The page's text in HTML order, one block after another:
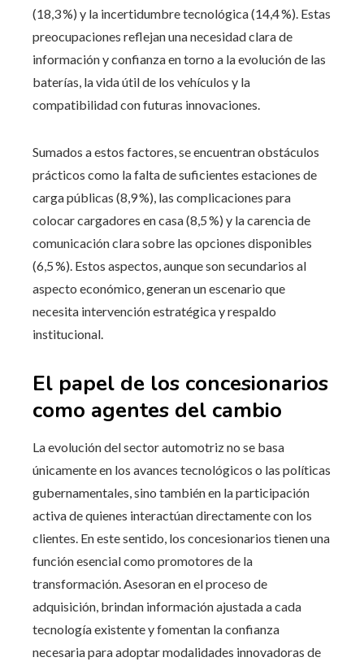
(18,3 %) y la incertidumbre tecnológica (14,4 %). Estas
preocupaciones reflejan una necesidad clara de
información y confianza en torno a la evolución de las
baterías, la vida útil de los vehículos y la
compatibilidad con futuras innovaciones.
Sumados a estos factores, se encuentran obstáculos
prácticos como la falta de suficientes estaciones de
carga públicas (8,9 %), las complicaciones para
colocar cargadores en casa (8,5 %) y la carencia de
comunicación clara sobre las opciones disponibles
(6,5 %). Estos aspectos, aunque son secundarios al
aspecto económico, generan un escenario que
necesita intervención estratégica y respaldo
institucional.
El papel de los concesionarios
como agentes del cambio
La evolución del sector automotriz no se basa
únicamente en los avances tecnológicos o las políticas
gubernamentales, sino también en la participación
activa de quienes interactúan directamente con los
clientes. En este sentido, los concesionarios tienen una
función esencial como promotores de la
transformación. Asesoran en el proceso de
adquisición, brindan información ajustada a cada
tecnología existente y fomentan la confianza
necesaria para adoptar modalidades innovadoras de